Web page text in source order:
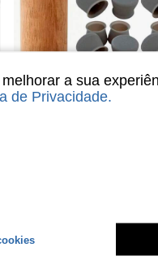
Estimado
4-7
a sua
de Privacidade.